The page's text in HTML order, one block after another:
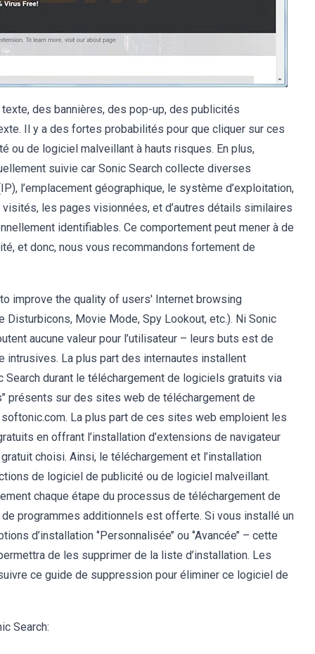
des bannières, des pop-up, des publicités
Il y a des fortes probabilités pour que cliquer sur ces
de logiciel malveillant à hauts risques. En plus,
suivie car Sonic Search collecte diverses
l’emplacement géographique, le système d’exploitation,
les pages visionnées, et d’autres détails similaires
identifiables. Ce comportement peut mener à de
et donc, nous vous recommandons fortement de
improve the quality of users' Internet browsing
Movie Mode, Spy Lookout, etc.). Ni Sonic
aucune valeur pour l’utilisateur – leurs buts est de
intrusives. La plus part des internautes installent
durant le téléchargement de logiciels gratuits via
présents sur des sites web de téléchargement de
La plus part de ces sites web emploient les
en offrant l’installation d’extensions de navigateur
choisi. Ainsi, le téléchargement et l’installation
de logiciel de publicité ou de logiciel malveillant.
chaque étape du processus de téléchargement de
de programmes additionnels est offerte. Si vous installé un
‘’Personnalisée’’ ou ‘’Avancée’’ – cette
de les supprimer de la liste d’installation. Les
ce guide de suppression pour éliminer ce logiciel de
Search: